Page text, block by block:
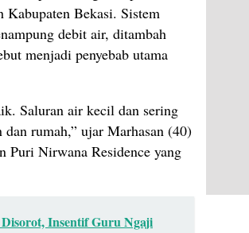
Kabupaten Bekasi. Sistem
debit air, ditambah
menjadi penyebab utama
Saluran air kecil dan sering
rumah,” ujar Marhasan (40)
Puri Nirwana Residence yang
Insentif Guru Ngaji